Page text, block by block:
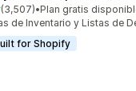
5 estrellas
(3,507) en total
•Plan gratis
de Inventario y Listas de
for Shopify